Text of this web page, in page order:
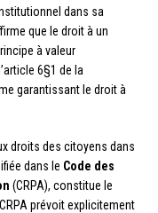
dans sa
que le droit à un
à valeur
6§1 de la
garantissant le droit à
droits des citoyens dans
dans le Code des
(CRPA), constitue le
prévoit explicitement